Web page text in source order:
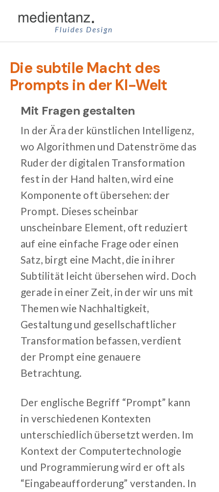
Inhalt
springen
Fluides Design
Die subtile Macht des
Prompts in der KI-Welt
Mit Fragen gestalten
In der Ära der künstlichen Intelligenz,
wo Algorithmen und Datenströme das
Ruder der digitalen Transformation
fest in der Hand halten, wird eine
Komponente oft übersehen: der
Prompt. Dieses scheinbar
unscheinbare Element, oft reduziert
auf eine einfache Frage oder einen
Satz, birgt eine Macht, die in ihrer
Subtilität leicht übersehen wird. Doch
gerade in einer Zeit, in der wir uns mit
Themen wie Nachhaltigkeit,
Gestaltung und gesellschaftlicher
Transformation befassen, verdient
der Prompt eine genauere
Betrachtung.
Der englische Begriff “Prompt” kann
in verschiedenen Kontexten
unterschiedlich übersetzt werden. Im
Kontext der Computertechnologie
und Programmierung wird er oft als
“Eingabeaufforderung” verstanden. In